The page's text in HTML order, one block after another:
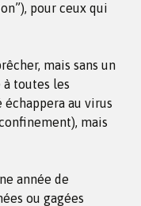
pour ceux qui
mais sans un
toutes les
au virus
mais
année de
ou gagées